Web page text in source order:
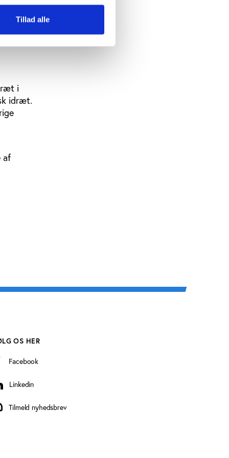
Tillad alle
med
i
idræt.
af
OS HER
Facebook
Linkedin
nyhedsbrev
Tilmeld nyhedsbrev